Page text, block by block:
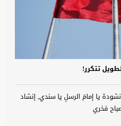
تتكرر!
يا إمامَ الرسلِ يا سندي, إنشاد
فخري